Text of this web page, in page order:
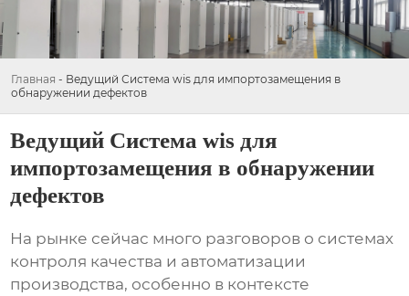
Главная - Ведущий Система wis для импортозамещения в
обнаружении дефектов
Ведущий Система wis для
импортозамещения в обнаружении
дефектов
На рынке сейчас много разговоров о системах
контроля качества и автоматизации
производства, особенно в контексте